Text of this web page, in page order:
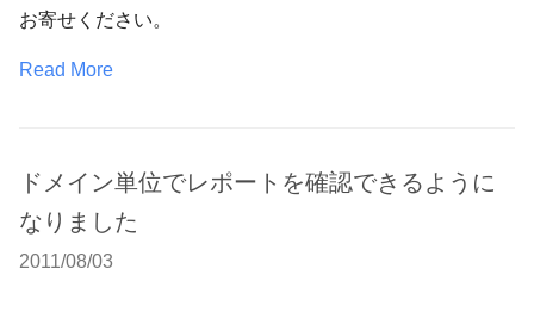
お寄せください。
Read More
ドメイン単位でレポートを確認できるように
なりました
2011/08/03